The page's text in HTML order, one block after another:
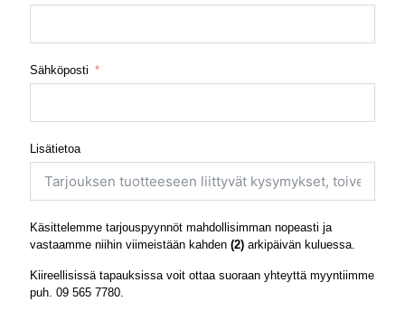
Sähköposti
Lisätietoa
Käsittelemme tarjouspyynnöt mahdollisimman nopeasti ja
vastaamme niihin viimeistään kahden (2) arkipäivän kuluessa.
Kiireellisissä tapauksissa voit ottaa suoraan yhteyttä myyntiimme
puh. 09 565 7780